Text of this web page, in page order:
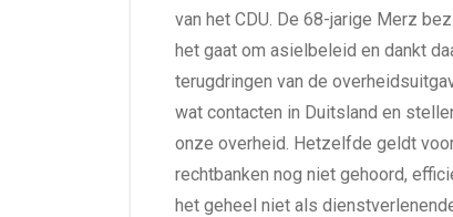
van het CDU. De 68-jarige Merz
het gaat om asielbeleid en dankt
terugdringen van de
wat contacten in Duitsland en
onze overheid. Hetzelfde geldt
rechtbanken nog niet gehoord,
het geheel niet als